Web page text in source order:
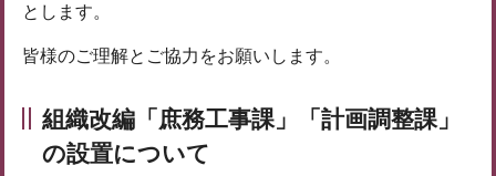
とします。
皆様のご理解とご協力をお願いします。
組織改編「庶務工事課」「計画調整課」
の設置について